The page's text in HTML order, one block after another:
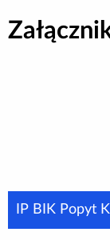
IP BIK Popyt